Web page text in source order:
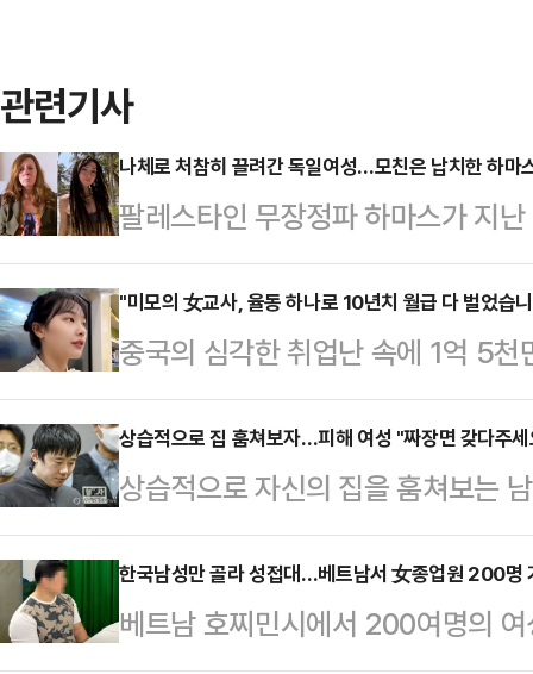
관련기사
나체로 처참히 끌려간 독일여성…모친은 납치한 하마
팔레스타인 무장정파 하마스가 지
시작하면서 군인과 민간인을 향해
독일계 이스라엘 여성을 납치해 나
지를 행진하는 장면이 공개돼 충격
'샤니 루크'로 가자지구에서 10㎞
음악 축제에 참가했다가 하마스에
니 리카르다 루크는 9일(현지 시각
딸이 관광객 무리…
"미모의 女교사, 율동 하나로 10년치 월급 다 벌었습
중국의 심각한 취업난 속에 1억 5
동하고 있지만 대다수는 월수입이
했다.중국 공연산업협회 등이 공동
발전 보고'에 따르면 지난해 말 기
개를 돌파해 전년 대비 7.1% 증가
서는 젊은 고학력자들이 늘면서 전
호하는 직업으로 떠올랐다고 분석
상습적으로 집 훔쳐보자…피해 여성 "짜장면 갖다주
상습적으로 자신의 집을 훔쳐보는
"짜장면을 배달해달라"라며 전화를
짜장면 배달을 요청하는 점, 신고자
한 점을 종합해 즉각 긴급상황임을
한국남성만 골라 성접대…베트남서 女종업원 200명
베트남 호찌민시에서 200여명의